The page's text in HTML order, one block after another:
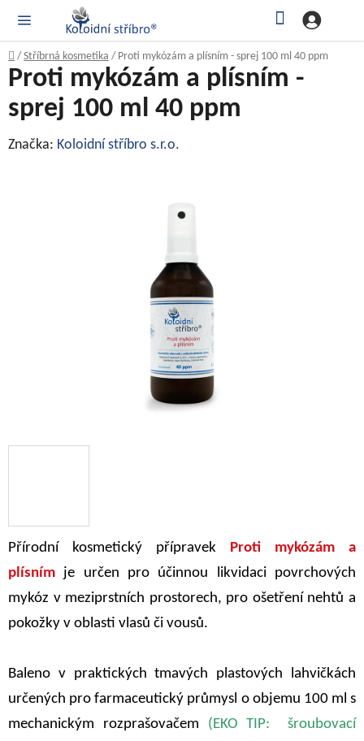
obsah
Domů
/ Stříbrná kosmetika / Proti mykózám a plísním - sprej 100 ml 40 ppm
Přírodní kosmetický přípravek Proti mykózám a
plísním je určen pro účinnou likvidaci povrchových
mykóz v meziprstních prostorech, pro ošetření nehtů a
pokožky v oblasti vlasů či vousů.
Baleno v praktických tmavých plastových lahvičkách
určených pro farmaceutický průmysl o objemu 100 ml s
mechanickým rozprašovačem (EKO TIP: šroubovací
Proti mykózám a plísním -
sprej 100 ml 40 ppm
Značka: Koloidní stříbro s.r.o.